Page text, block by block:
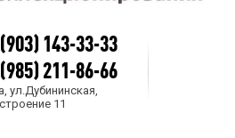
143-33-33
211-86-66
ул.Дубининская,
11